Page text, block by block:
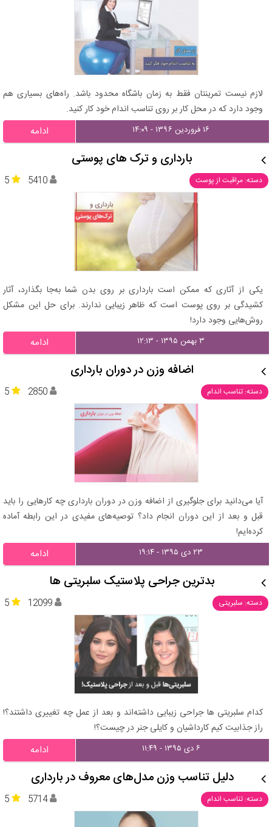
لازم نیست تمرینتان فقط به زمان باشگاه محدود باشد. راه‌های بسیاری هم
وجود دارد که در محل کار بر روی تناسب اندام خود کار کنید.
۱۶ فروردین ۱۳۹۶ - ۱۴:۰۹ ادامه
بارداری و ترک های پوستی
دسته: مراقبت از پوست 5 5410
یکی از آثاری که ممکن است بارداری بر روی بدن شما به‌جا بگذارد، آثار
کشیدگی بر روی پوست است که ظاهر زیبایی ندارند. برای حل این مشکل
روش‌هایی وجود دارد!
۳ بهمن ۱۳۹۵ - ۱۲:۱۳ ادامه
اضافه وزن در دوران بارداری
دسته: تناسب اندام 5 2850
آیا می‌دانید برای جلوگیری از اضافه وزن در دوران بارداری چه کارهایی را باید
قبل و بعد از این دوران انجام داد؟ توصیه‌های مفیدی در این رابطه آماده
کرده‌ایم!
۲۳ دی ۱۳۹۵ - ۱۹:۱۴ ادامه
بدترین جراحی پلاستیک سلبریتی ها
دسته: سلبریتی 5 12099
کدام سلبریتی ها جراحی زیبایی داشته‌اند و بعد از عمل چه تغییری داشتند؟!
راز جذابیت کیم کارداشیان و کایلی جنر در چیست؟!
۶ دی ۱۳۹۵ - ۱۱:۴۹ ادامه
دلیل تناسب وزن مدل‌های معروف در بارداری
دسته: تناسب اندام 5 5714